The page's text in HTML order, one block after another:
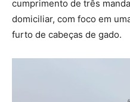
cumprimento de três
domiciliar, com foco em
furto de cabeças de gado.